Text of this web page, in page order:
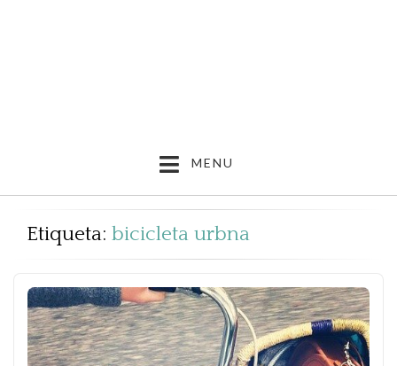
MENU
Etiqueta: bicicleta urbna